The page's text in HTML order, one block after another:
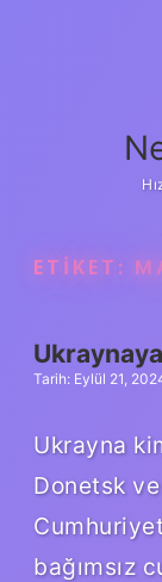
ETIKET:
Tarih: Eylül 21,
Ukrayna
Donetsk
bağımsız